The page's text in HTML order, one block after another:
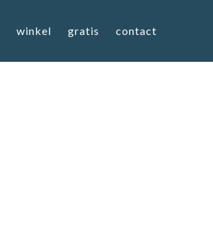
winkel gratis contact